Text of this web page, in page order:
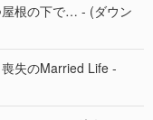
根の下で… - (ダウン
失のMarried Life -